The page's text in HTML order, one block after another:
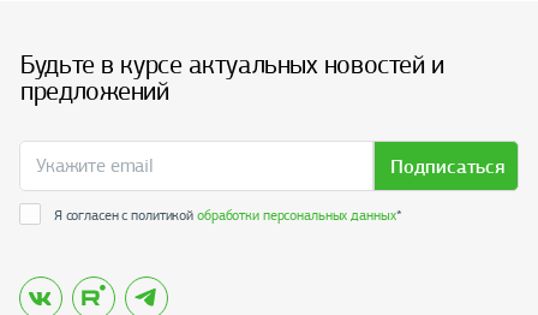
Будьте в курсе актуальных новостей и
предложений
Подписаться
Я согласен с политикойобработки персональных данных*